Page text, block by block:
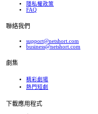
隱私權政策
FAQ
聯絡我們
support@netshort.com
business@netshort.com
劇集
精彩劇場
熱門短劇
下載應用程式